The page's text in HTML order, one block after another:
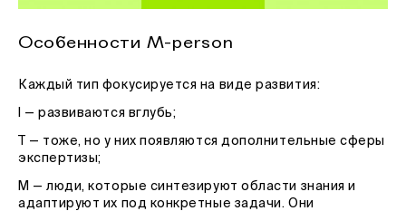
Особенности M-person
Каждый тип фокусируется на виде развития:
I — развиваются вглубь;
T — тоже, но у них появляются дополнительные сферы
экспертизы;
M — люди, которые синтезируют области знания и
адаптируют их под конкретные задачи. Они